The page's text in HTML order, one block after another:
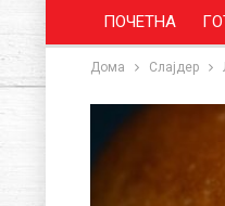
ПОЧЕТНА
Дома Слајдер